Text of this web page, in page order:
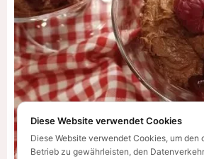
Diese Website verwendet Cookies
Diese Website verwendet Cookies, um den
Betrieb zu gewährleisten, den